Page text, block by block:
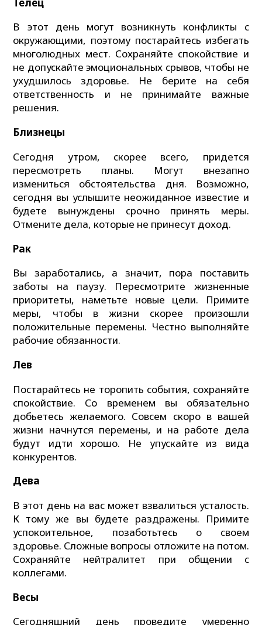
В этот день могут возникнуть конфликты с
окружающими, поэтому постарайтесь избегать
многолюдных мест. Сохраняйте спокойствие и
не допускайте эмоциональных срывов, чтобы не
ухудшилось здоровье. Не берите на себя
ответственность и не принимайте важные
решения.
Близнецы
Сегодня утром, скорее всего, придется
пересмотреть планы. Могут внезапно
измениться обстоятельства дня. Возможно,
сегодня вы услышите неожиданное известие и
будете вынуждены срочно принять меры.
Отмените дела, которые не принесут доход.
Рак
Вы заработались, а значит, пора поставить
заботы на паузу. Пересмотрите жизненные
приоритеты, наметьте новые цели. Примите
меры, чтобы в жизни скорее произошли
положительные перемены. Честно выполняйте
рабочие обязанности.
Лев
Постарайтесь не торопить события, сохраняйте
спокойствие. Со временем вы обязательно
добьетесь желаемого. Совсем скоро в вашей
жизни начнутся перемены, и на работе дела
будут идти хорошо. Не упускайте из вида
конкурентов.
Дева
В этот день на вас может взвалиться усталость.
К тому же вы будете раздражены. Примите
успокоительное, позаботьтесь о своем
здоровье. Сложные вопросы отложите на потом.
Сохраняйте нейтралитет при общении с
коллегами.
Весы
Сегодняшний день проведите умеренно